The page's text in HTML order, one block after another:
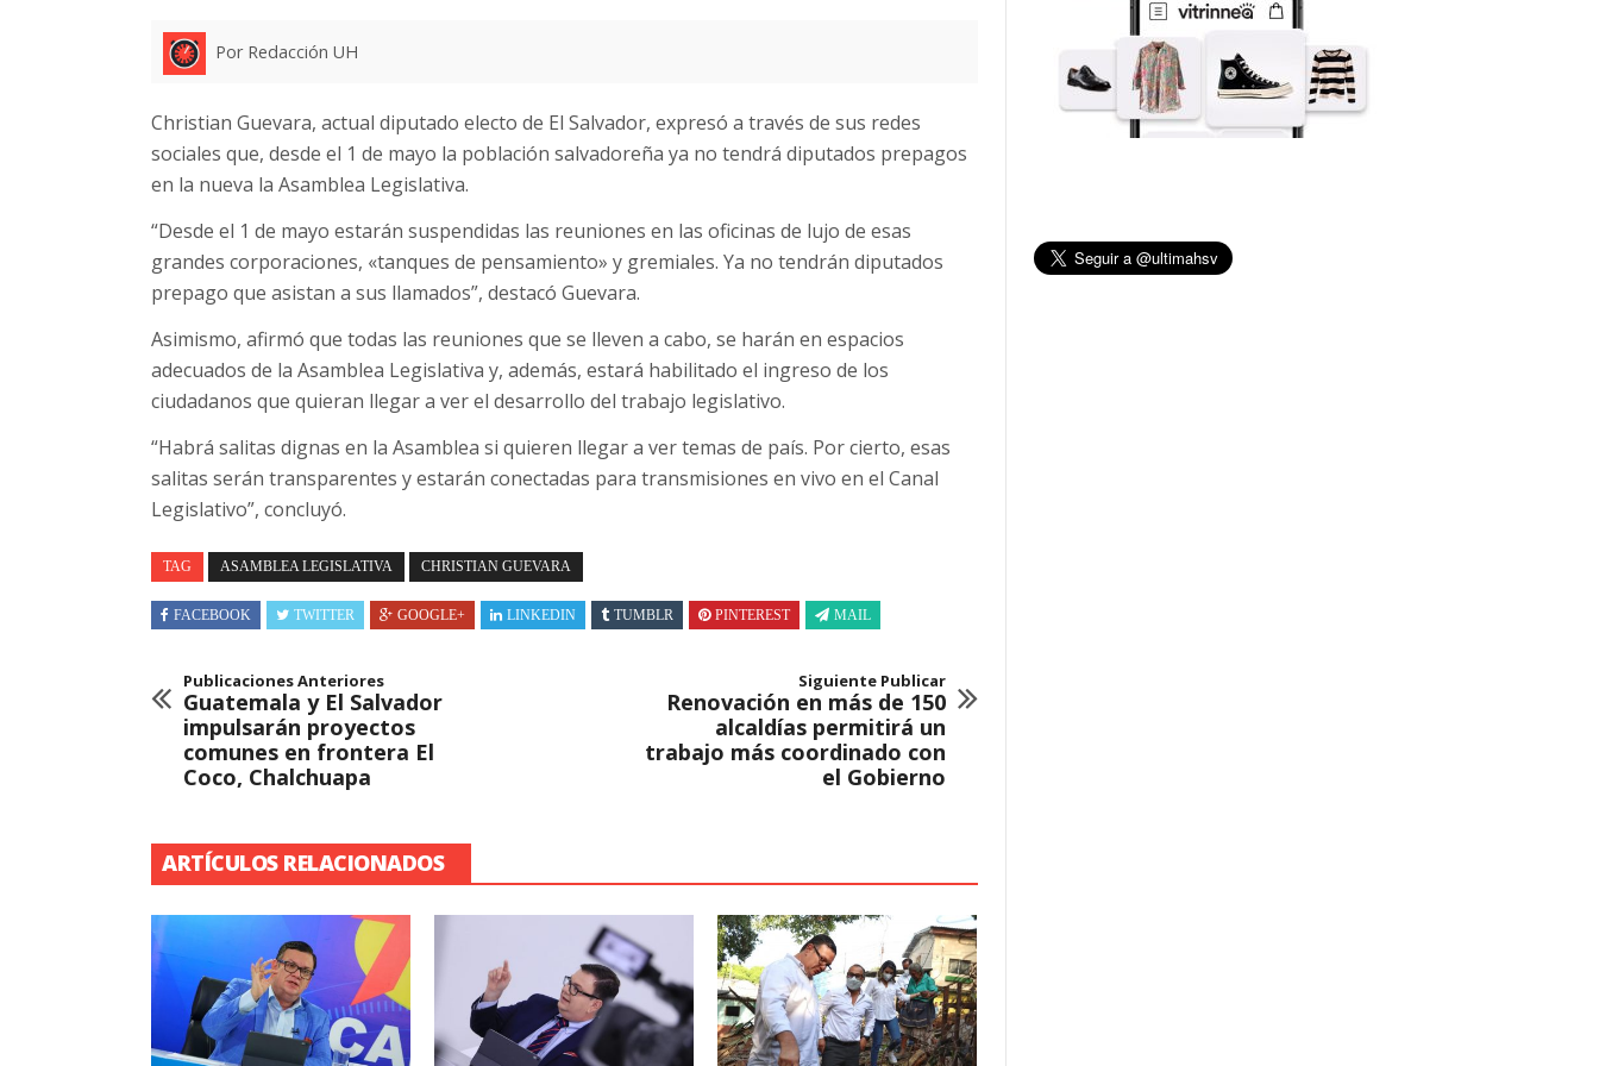
Por Redacción UH
Christian Guevara, actual diputado electo de El Salvador, expresó a través de sus redes
sociales que, desde el 1 de mayo la población salvadoreña ya no tendrá diputados prepagos
en la nueva la Asamblea Legislativa.
“Desde el 1 de mayo estarán suspendidas las reuniones en las oficinas de lujo de esas
grandes corporaciones, «tanques de pensamiento» y gremiales. Ya no tendrán diputados
prepago que asistan a sus llamados”, destacó Guevara.
Asimismo, afirmó que todas las reuniones que se lleven a cabo, se harán en espacios
adecuados de la Asamblea Legislativa y, además, estará habilitado el ingreso de los
ciudadanos que quieran llegar a ver el desarrollo del trabajo legislativo.
“Habrá salitas dignas en la Asamblea si quieren llegar a ver temas de país. Por cierto, esas
salitas serán transparentes y estarán conectadas para transmisiones en vivo en el Canal
Legislativo”, concluyó.
TAG ASAMBLEA LEGISLATIVA CHRISTIAN GUEVARA
FACEBOOK TWITTER GOOGLE+ LINKEDIN TUMBLR PINTEREST MAIL
Publicaciones Anteriores
Guatemala y El Salvador
impulsarán proyectos
comunes en frontera El
Coco, Chalchuapa
Siguiente Publicar
Renovación en más de 150
alcaldías permitirá un
trabajo más coordinado con
el Gobierno
ARTÍCULOS RELACIONADOS